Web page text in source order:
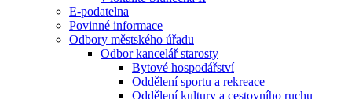
E-podatelna
Povinné informace
Odbory městského úřadu
Odbor kancelář starosty
Bytové hospodářství
Oddělení sportu a rekreace
Oddělení kultury a cestovního ruchu